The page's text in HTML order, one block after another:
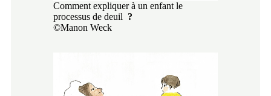
Comment expliquer à un enfant le
processus de deuil ?
©Manon Weck